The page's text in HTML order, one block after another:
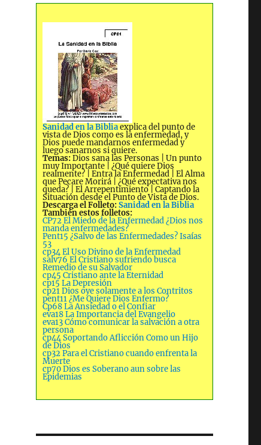
Sanidad en la Bibliaexplica del punto de
vista de Dios como es la enfermedad, y
Dios puede mandarnos enfermedad y
luego sanarnos si quiere.
Temas:Dios sana las Personas | Un punto
muy Importante | ¿Qué quiere Dios
realmente? | Entra la Enfermedad | El Alma
que Pecare Morirá | ¿Qué expectativa nos
queda? | El Arrepentimiento | Captando la
Situación desde el Punto de Vista de Dios.
Descarga el Folleto:Sanidad en la Biblia
También estos folletos:
CP72 El Miedo de la Enfermedad ¿Dios nos
manda enfermedades?
Pent15 ¿Salvo de las Enfermedades? Isaías
53
cp34 El Uso Divino de la Enfermedad
salv76 El Cristiano sufriendo busca
Remedio de su Salvador
cp45 Cristiano ante la Eternidad
cp15 La Depresión
cp21 Dios oye solamente a los Contritos
pent11 ¿Me Quiere Dios Enfermo?
Cp68 La Ansiedad o el Confiar
eva18 La Importancia del Evangelio
eva13 Cómo comunicar la salvación a otra
persona
cp44 Soportando Aflicción Como un Hijo
de Dios
cp32 Para el Cristiano cuando enfrenta la
Muerte
cp70 Dios es Soberano aun sobre las
Epidemias